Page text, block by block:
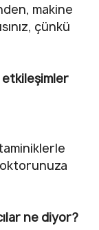
makine
çünkü
etkileşimler
ne diyor?